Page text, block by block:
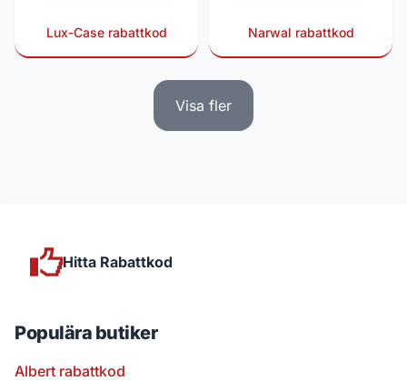
Lux-Case rabattkod Narwal rabattkod
Visa fler
Hitta Rabattkod
Populära butiker
Albert rabattkod